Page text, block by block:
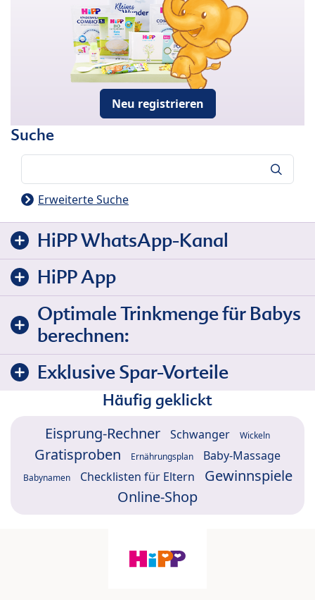
Neu registrieren
Suche
Erweiterte Suche
HiPP WhatsApp-Kanal
HiPP App
Optimale Trinkmenge für Babys
berechnen:
Exklusive Spar-Vorteile
Häufig geklickt
Eisprung-Rechner Schwanger Wickeln
Gratisproben Ernährungsplan Baby-Massage
Babynamen Checklisten für Eltern
Gewinnspiele
Online-Shop